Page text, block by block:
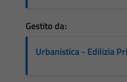
Gestito da:
Urbanistica - Edilizia